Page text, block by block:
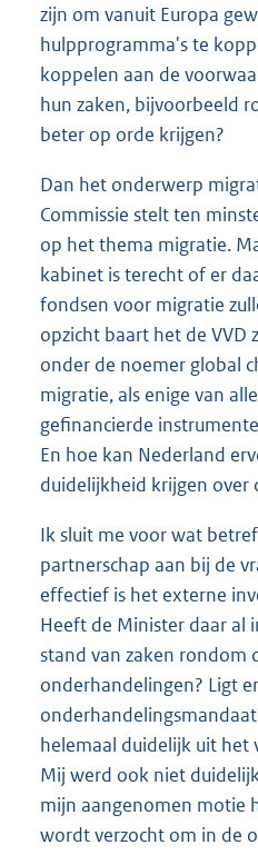
zijn om vanuit Europa
hulpprogramma's te
koppelen aan de
hun zaken, bijvoorbeeld
beter op orde krijgen?
Dan het onderwerp
Commissie stelt ten
op het thema migratie.
kabinet is terecht of er
fondsen voor migratie
opzicht baart het de VVD
onder de noemer global
migratie, als enige van
gefinancierde
En hoe kan Nederland
duidelijkheid krijgen over
Ik sluit me voor wat
partnerschap aan bij de
effectief is het externe
Heeft de Minister daar al
stand van zaken rondom
onderhandelingen? Ligt
helemaal duidelijk uit het
Mij werd ook niet
mijn aangenomen motie
wordt verzocht om in de